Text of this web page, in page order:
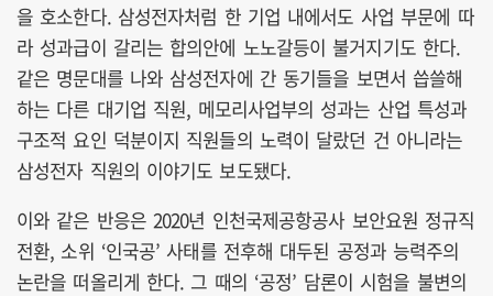
을 호소한다. 삼성전자처럼 한 기업 내에서도 사업 부문에 따
라 성과급이 갈리는 합의안에 노노갈등이 불거지기도 한다.
같은 명문대를 나와 삼성전자에 간 동기들을 보면서 씁쓸해
하는 다른 대기업 직원, 메모리사업부의 성과는 산업 특성과
구조적 요인 덕분이지 직원들의 노력이 달랐던 건 아니라는
삼성전자 직원의 이야기도 보도됐다.
이와 같은 반응은 2020년 인천국제공항공사 보안요원 정규직
전환, 소위 ‘인국공’ 사태를 전후해 대두된 공정과 능력주의
논란을 떠올리게 한다. 그 때의 ‘공정’ 담론이 시험을 불변의